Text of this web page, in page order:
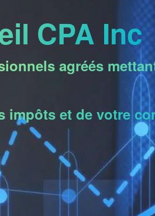
CPA​ Inc
agréés
impôts et de votre